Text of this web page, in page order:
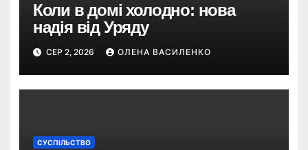
Коли в домі холодно: нова
надія від Уряду
СЕР 2, 2026 ОЛЕНА ВАСИЛЕНКО
СУСПІЛЬСТВО